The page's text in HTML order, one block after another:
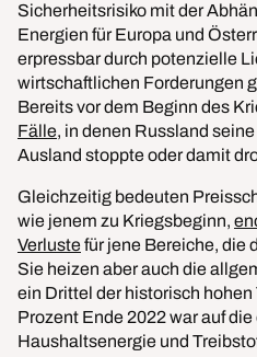
Sicherheitsrisiko mit der
Energien für Europa und
erpressbar durch potenzielle
wirtschaftlichen Forderungen
Bereits vor dem Beginn des
Fälle, in denen Russland
Ausland stoppte oder damit
Gleichzeitig bedeuten
wie jenem zu Kriegsbeginn,
Verlustefür jene Bereiche, die
Sie heizen aber auch die
ein Drittel der historisch
Prozent Ende 2022 war auf
Haushaltsenergie und